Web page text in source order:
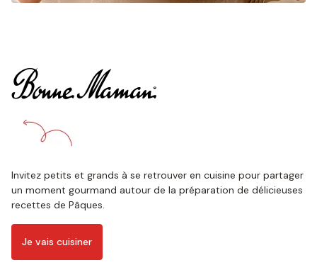
Bonne Maman
Invitez petits et grands à se retrouver en cuisine pour partager
un moment gourmand autour de la préparation de délicieuses
recettes de Pâques.
Je vais cuisiner